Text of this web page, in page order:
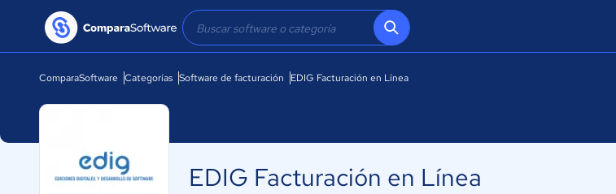
ComparaSoftware Categorías Software de facturación EDIG Facturación en Línea
EDIG Facturación en Línea